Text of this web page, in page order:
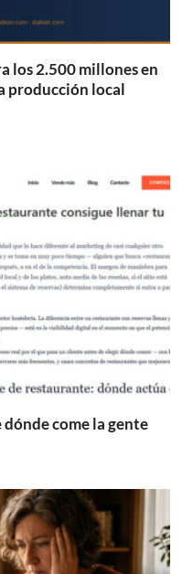
los 2.500 millones en
producción local
come la gente